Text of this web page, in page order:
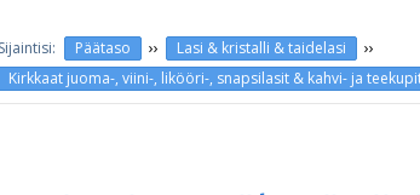
Päätaso ›› Lasi & kristalli & taidelasi ››
Kirkkaat juoma-, viini-, likööri-, snapsilasit & kahvi- ja